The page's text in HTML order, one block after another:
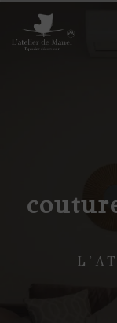
Panneau de